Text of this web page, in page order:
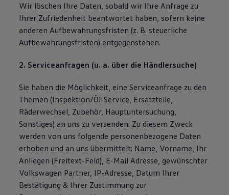
Wir löschen Ihre Daten, sobald wir Ihre Anfrage zu
Ihrer Zufriedenheit beantwortet haben, sofern keine
anderen Aufbewahrungsfristen (z. B. steuerliche
Aufbewahrungsfristen) entgegenstehen.
2. Serviceanfragen (u. a. über die Händlersuche)
Sie haben die Möglichkeit, eine Serviceanfrage zu den
Themen (Inspektion/Öl-Service, Ersatzteile,
Räderwechsel, Zubehör, Hauptuntersuchung,
Sonstiges) an uns zu versenden. Zu diesem Zweck
werden von uns folgende personenbezogene Daten
erhoben und an uns übermittelt: Name, Vorname, Ihr
Anliegen (Freitext-Feld), E-Mail Adresse, gewünschter
Volkswagen Partner, IP-Adresse, Datum Ihrer
Bestätigung & Ihrer Zustimmung zur